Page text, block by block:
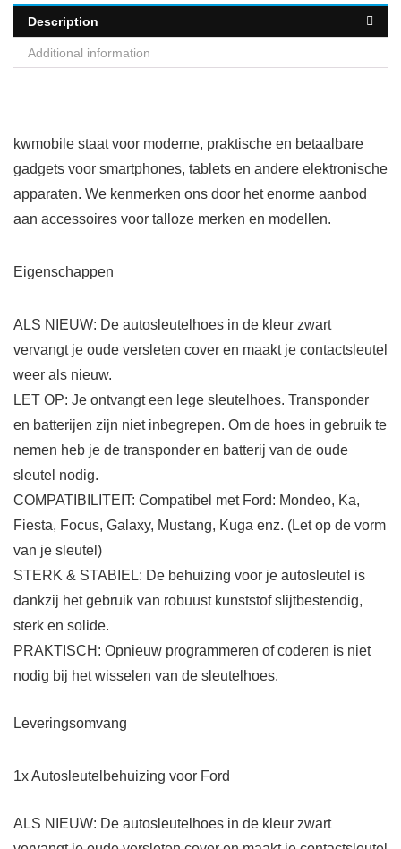
Description
Additional information
kwmobile staat voor moderne, praktische en betaalbare
gadgets voor smartphones, tablets en andere elektronische
apparaten. We kenmerken ons door het enorme aanbod
aan accessoires voor talloze merken en modellen.
Eigenschappen
ALS NIEUW: De autosleutelhoes in de kleur zwart
vervangt je oude versleten cover en maakt je contactsleutel
weer als nieuw.
LET OP: Je ontvangt een lege sleutelhoes. Transponder
en batterijen zijn niet inbegrepen. Om de hoes in gebruik te
nemen heb je de transponder en batterij van de oude
sleutel nodig.
COMPATIBILITEIT: Compatibel met Ford: Mondeo, Ka,
Fiesta, Focus, Galaxy, Mustang, Kuga enz. (Let op de vorm
van je sleutel)
STERK & STABIEL: De behuizing voor je autosleutel is
dankzij het gebruik van robuust kunststof slijtbestendig,
sterk en solide.
PRAKTISCH: Opnieuw programmeren of coderen is niet
nodig bij het wisselen van de sleutelhoes.
Leveringsomvang
1x Autosleutelbehuizing voor Ford
ALS NIEUW: De autosleutelhoes in de kleur zwart